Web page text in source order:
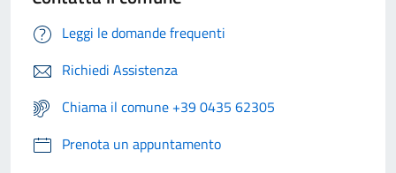
Leggi le domande frequenti
Richiedi Assistenza
Chiama il comune +39 0435 62305
Prenota un appuntamento